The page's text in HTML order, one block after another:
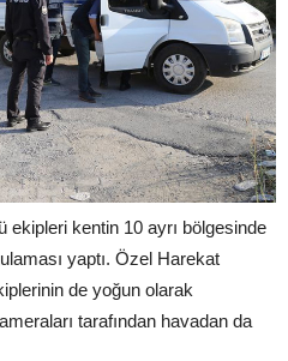
kentin 10 ayrı bölgesinde
yaptı. Özel Harekat
de yoğun olarak
tarafından havadan da